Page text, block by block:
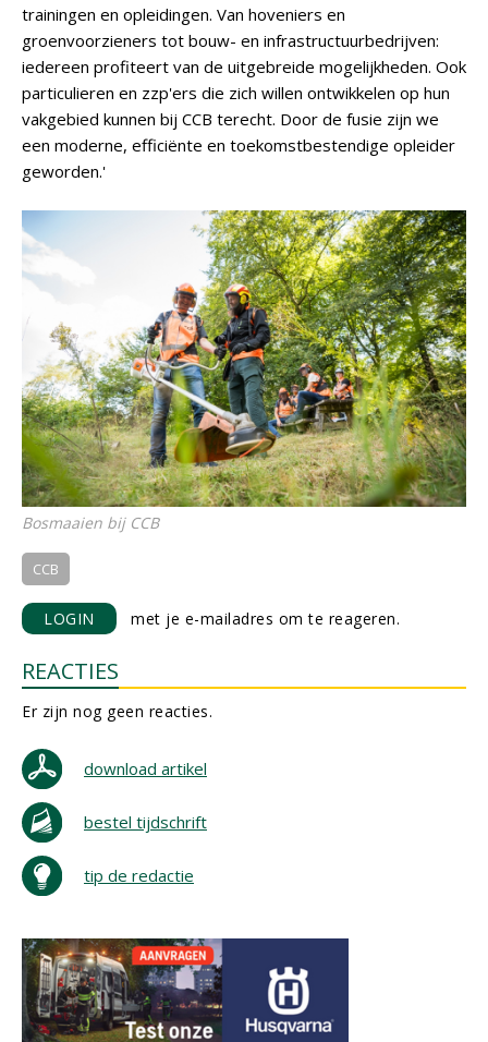
trainingen en opleidingen. Van hoveniers en
groenvoorzieners tot bouw- en infrastructuurbedrijven:
iedereen profiteert van de uitgebreide mogelijkheden. Ook
particulieren en zzp'ers die zich willen ontwikkelen op hun
vakgebied kunnen bij CCB terecht. Door de fusie zijn we
een moderne, efficiënte en toekomstbestendige opleider
geworden.'
Bosmaaien bij CCB
CCB
LOGIN met je e-mailadres om te reageren.
REACTIES
Er zijn nog geen reacties.
download artikel
bestel tijdschrift
tip de redactie